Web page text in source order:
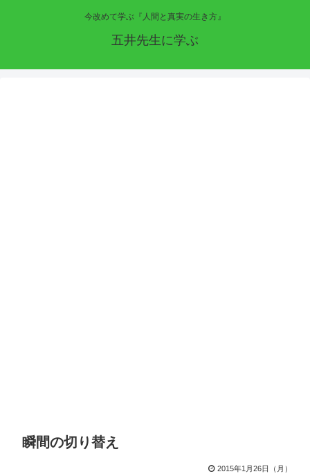
今改めて学ぶ『人間と真実の生き方』
五井先生に学ぶ
瞬間の切り替え
2015年1月26日（月）